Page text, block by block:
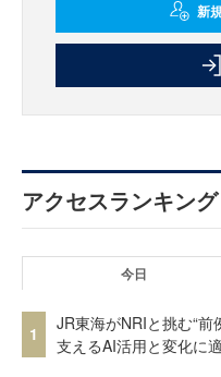
新
アクセスランキング
今日
1
JR東海がNRIと挑む“
支えるAI活用と変化に